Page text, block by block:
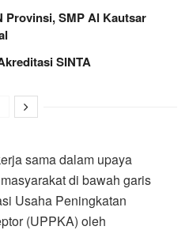
Provinsi, SMP Al Kautsar
SINTA
sama dalam upaya
di bawah garis
Usaha Peningkatan
(UPPKA) oleh